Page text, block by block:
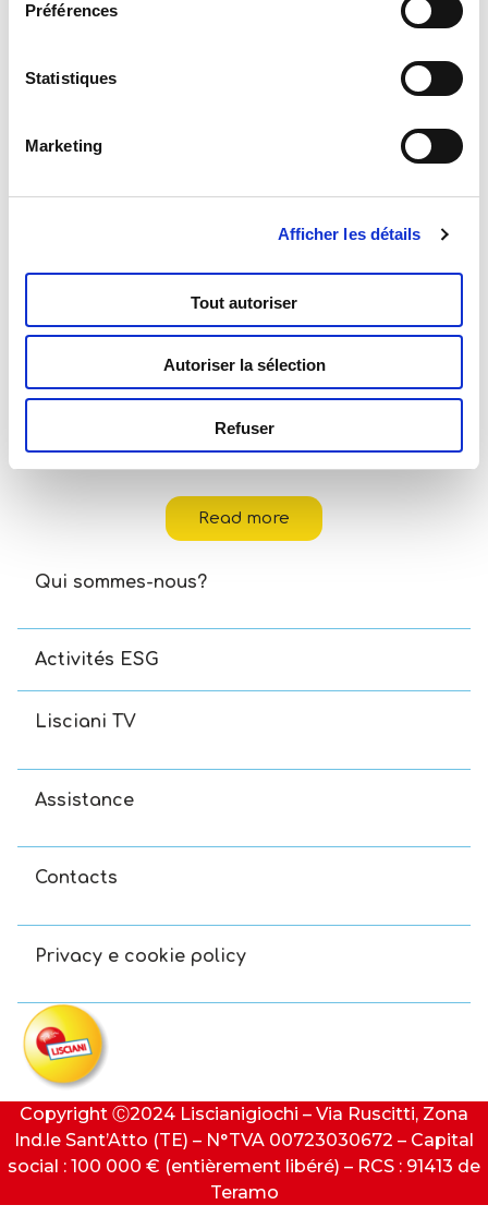
Préférences
Statistiques
Marketing
Afficher les détails
Tout autoriser
Autoriser la sélection
Refuser
Vous pouvez également être
Read more
Qui sommes-nous?
Activités ESG
Lisciani TV
Assistance
Contacts
Privacy e cookie policy
Copyright Ⓒ2024 Liscianigiochi – Via Ruscitti, Zona
Ind.le Sant’Atto (TE) – N°TVA 00723030672 – Capital
social : 100 000 € (entièrement libéré) – RCS : 91413 de
Teramo